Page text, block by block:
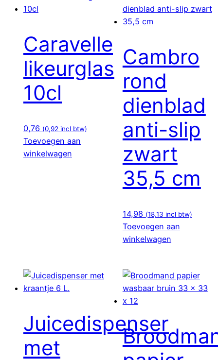
Caravelle
likeurglas
10cl
0,76 (0,92 incl btw)
Toevoegen aan
winkelwagen
Cambro
rond
dienblad
anti-slip
zwart
35,5 cm
14,98 (18,13 incl btw)
Toevoegen aan
winkelwagen
Juicedispenser
met